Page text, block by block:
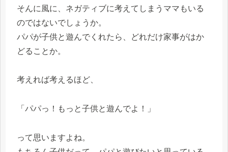
そんに風に、ネガティブに考えてしまうママもいる
のではないでしょうか。
パパが子供と遊んでくれたら、どれだけ家事がはか
どることか。
考えれば考えるほど、
「パパっ！もっと子供と遊んでよ！」
って思いますよね。